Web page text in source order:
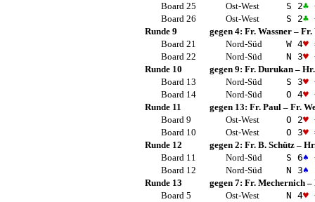
Board 25
Ost-West S 2♣
Board 26
Ost-West S 2♣
Runde 9
gegen 4: Fr. Wassner – Fr.
Board 21
Nord-Süd W 4♥
Board 22
Nord-Süd N 3♥
Runde 10
gegen 9: Fr. Durukan –
Board 13
Nord-Süd S 3♥
Board 14
Nord-Süd O 4♥
Runde 11
gegen 13: Fr. Paul – Fr.
Board 9
Ost-West O 2♥
Board 10
Ost-West O 3♥
Runde 12
gegen 2: Fr. B. Schütz –
Board 11
Nord-Süd S 6♠
Board 12
Nord-Süd N 3♠
Runde 13
gegen 7: Fr. Mechernich –
Board 5
Ost-West N 4♥